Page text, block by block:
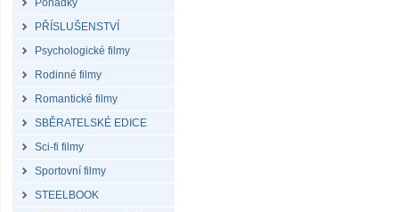
Pohádky
PŘÍSLUŠENSTVÍ
Psychologické filmy
Rodinné filmy
Romantické filmy
SBĚRATELSKÉ EDICE
Sci-fi filmy
Sportovní filmy
STEELBOOK